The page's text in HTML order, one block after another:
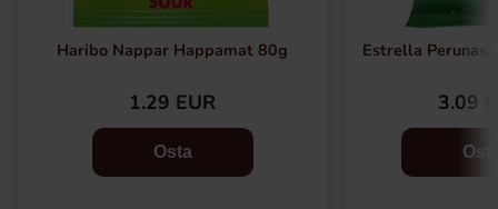
Haribo Nappar Happamat 80g
1.29 EUR
Osta
Estrella
3.09